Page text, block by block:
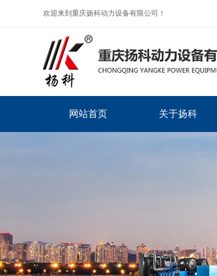
欢迎来到重庆扬科动力设备有限公司！
网站首页 关于扬科